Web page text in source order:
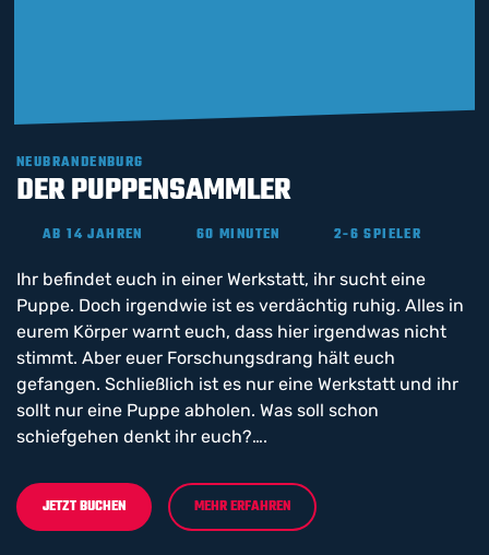
NEUBRANDENBURG
DER PUPPENSAMMLER
AB 14 JAHREN 60 MINUTEN 2-6 SPIELER
Ihr befindet euch in einer Werkstatt, ihr sucht eine
Puppe. Doch irgendwie ist es verdächtig ruhig. Alles in
eurem Körper warnt euch, dass hier irgendwas nicht
stimmt. Aber euer Forschungsdrang hält euch
gefangen. Schließlich ist es nur eine Werkstatt und ihr
sollt nur eine Puppe abholen. Was soll schon
schiefgehen denkt ihr euch?….
JETZT BUCHEN MEHR ERFAHREN